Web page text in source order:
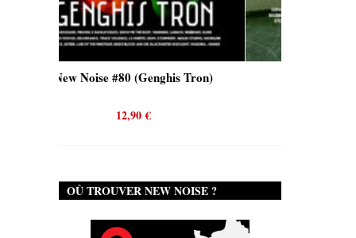
#80 (Genghis Tron) New Noise #80 (Quicksand)
OÙ TROUVER NEW NOISE ?